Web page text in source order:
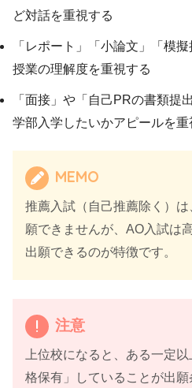
ど対話を重視する
「レポート」「小論文」「模
授業の理解度を重視する
「面接」や「自己PRの書類提
学部入学したいかアピールを重
MEMO
推薦入試（自己推薦除く）
願できませんが、AO入試は
出願できるのが特徴です。
注意
上位校になると、ある一定
格保有」していることが出